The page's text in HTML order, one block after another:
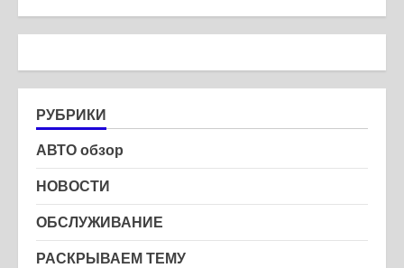
РУБРИКИ
АВТО обзор
НОВОСТИ
ОБСЛУЖИВАНИЕ
РАСКРЫВАЕМ ТЕМУ